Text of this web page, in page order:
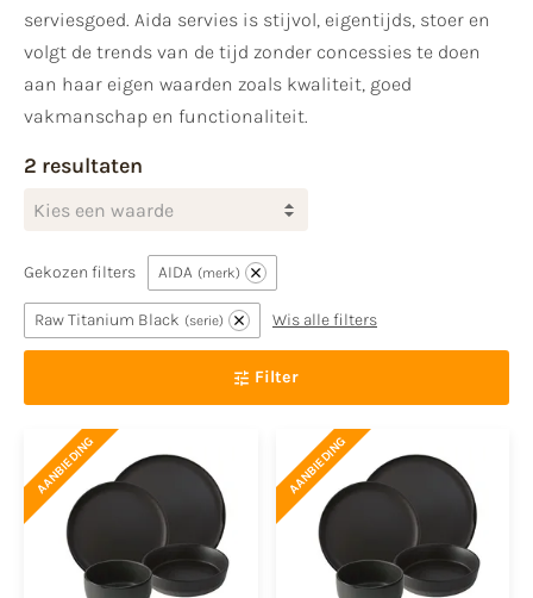
serviesgoed. Aida servies is stijvol, eigentijds, stoer en
volgt de trends van de tijd zonder concessies te doen
aan haar eigen waarden zoals kwaliteit, goed
vakmanschap en functionaliteit.
2 resultaten
Kies een waarde
Gekozen filters AIDA merk
Raw Titanium Black serie Wis alle filters
Filter
AANBIEDING AANBIEDING